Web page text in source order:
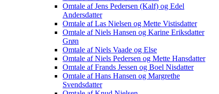
Omtale af Jens Pedersen (Kalf) og Edel
Andersdatter
Omtale af Las Nielsen og Mette Vistisdatter
Omtale af Niels Hansen og Karine Eriksdatter
Grøn
Omtale af Niels Vaade og Else
Omtale af Niels Pedersen og Mette Hansdatter
Omtale af Frands Jessen og Boel Nisdatter
Omtale af Hans Hansen og Margrethe
Svendsdatter